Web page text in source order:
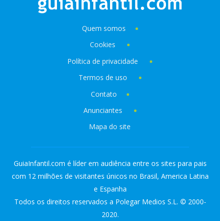
Quem somos
Cookies
Política de privacidade
Termos de uso
Contato
Anunciantes
Mapa do site
GuiaInfantil.com é líder em audiência entre os sites para pais
com 12 milhões de visitantes únicos no Brasil, America Latina
e Espanha
Todos os direitos reservados a Polegar Medios S.L. © 2000-
2020.